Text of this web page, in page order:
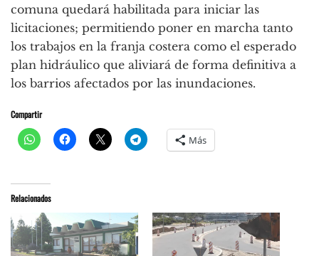
comuna quedará habilitada para iniciar las
licitaciones; permitiendo poner en marcha tanto
los trabajos en la franja costera como el esperado
plan hidráulico que aliviará de forma definitiva a
los barrios afectados por las inundaciones.
Compartir
Más
Relacionados